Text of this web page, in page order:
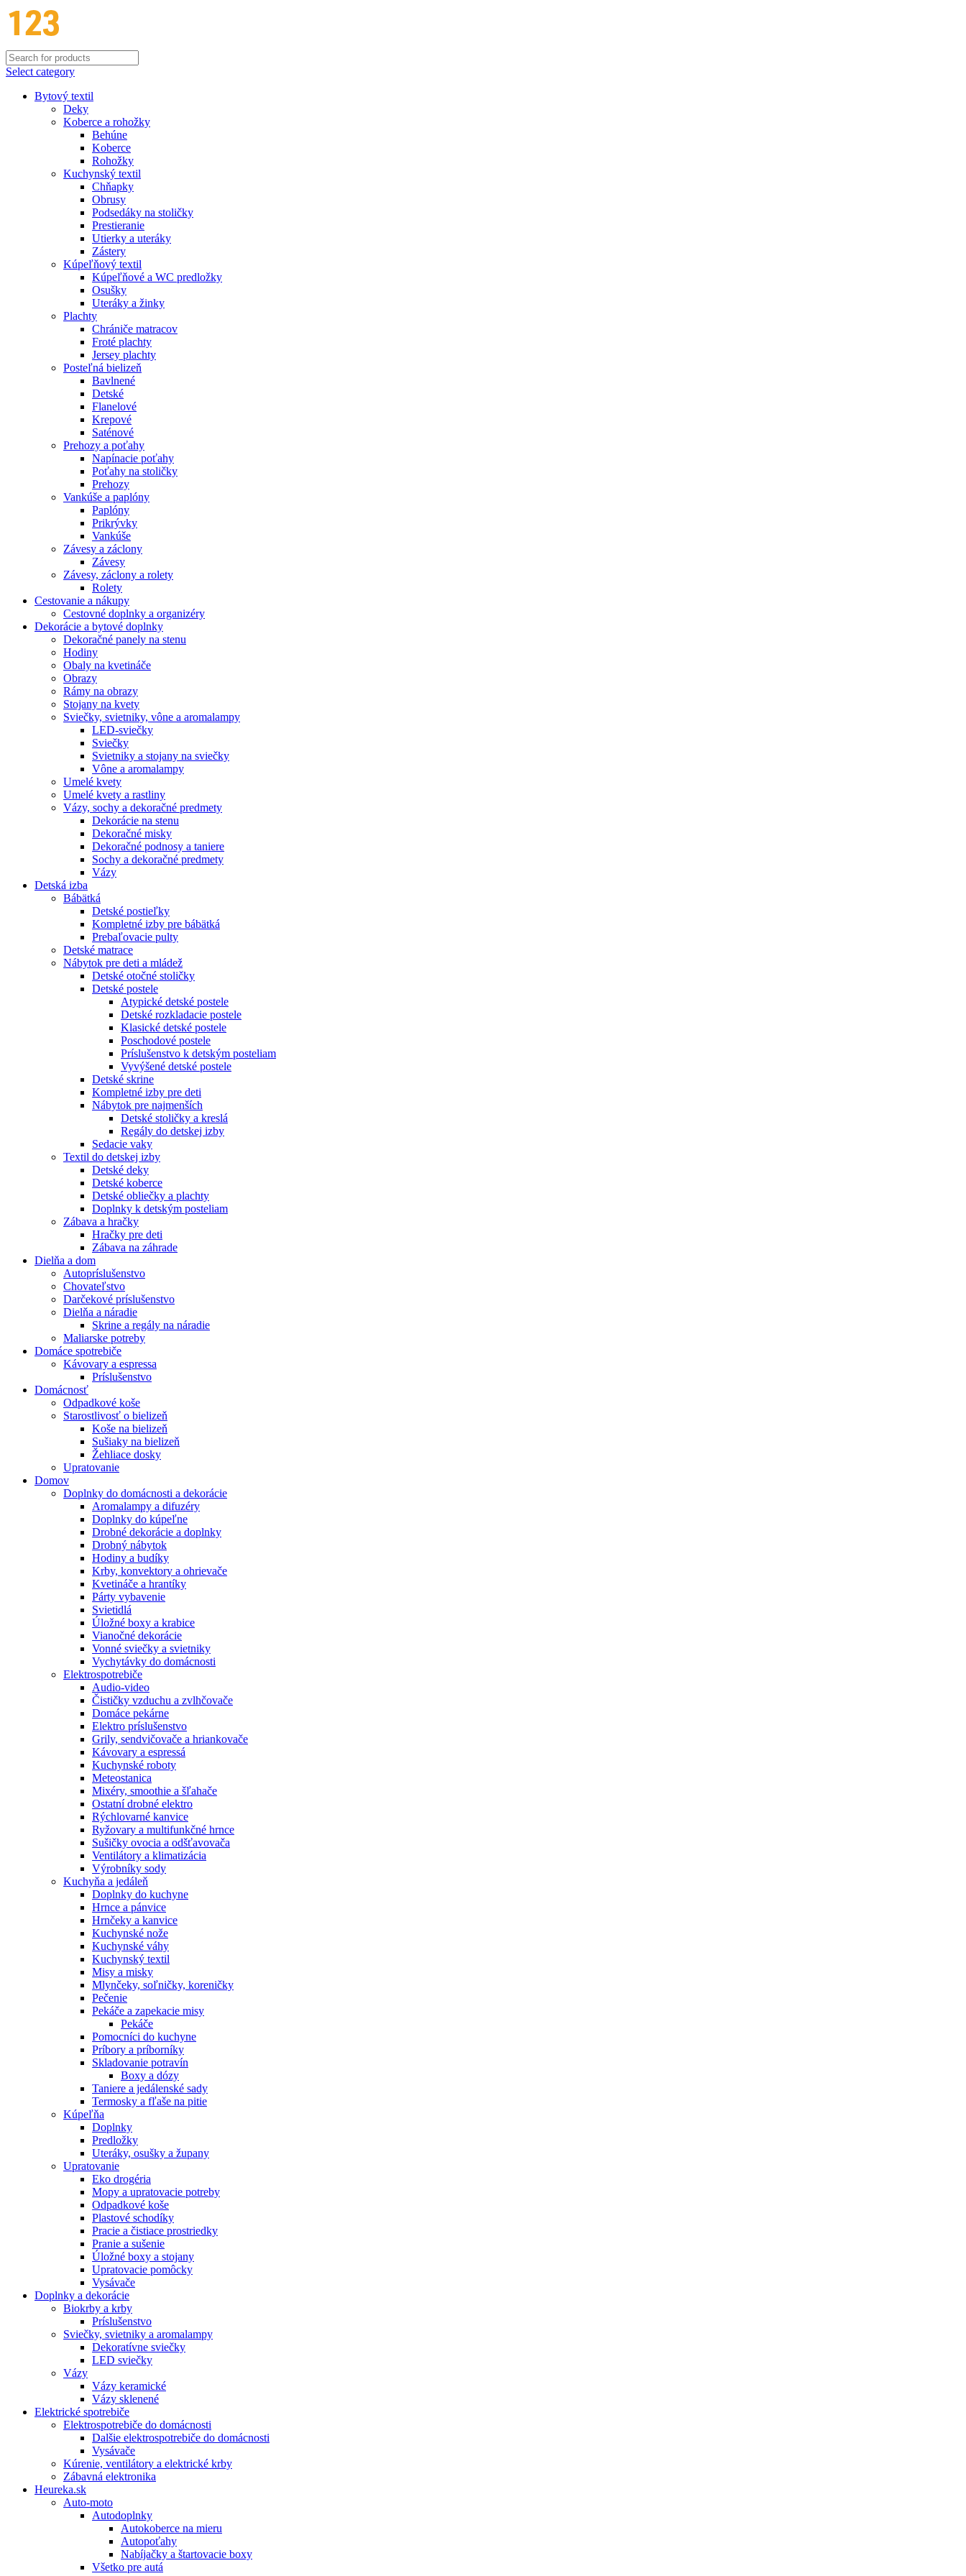
Select category
Bytový textil
Deky
Koberce a rohožky
Behúne
Koberce
Rohožky
Kuchynský textil
Chňapky
Obrusy
Podsedáky na stoličky
Prestieranie
Utierky a uteráky
Zástery
Kúpeľňový textil
Kúpeľňové a WC predložky
Osušky
Uteráky a žinky
Plachty
Chrániče matracov
Froté plachty
Jersey plachty
Posteľná bielizeň
Bavlnené
Detské
Flanelové
Krepové
Saténové
Prehozy a poťahy
Napínacie poťahy
Poťahy na stoličky
Prehozy
Vankúše a paplóny
Paplóny
Prikrývky
Vankúše
Závesy a záclony
Závesy
Závesy, záclony a rolety
Rolety
Cestovanie a nákupy
Cestovné doplnky a organizéry
Dekorácie a bytové doplnky
Dekoračné panely na stenu
Hodiny
Obaly na kvetináče
Obrazy
Rámy na obrazy
Stojany na kvety
Sviečky, svietniky, vône a aromalampy
LED-sviečky
Sviečky
Svietniky a stojany na sviečky
Vône a aromalampy
Umelé kvety
Umelé kvety a rastliny
Vázy, sochy a dekoračné predmety
Dekorácie na stenu
Dekoračné misky
Dekoračné podnosy a taniere
Sochy a dekoračné predmety
Vázy
Detská izba
Bábätká
Detské postieľky
Kompletné izby pre bábätká
Prebaľovacie pulty
Detské matrace
Nábytok pre deti a mládež
Detské otočné stoličky
Detské postele
Atypické detské postele
Detské rozkladacie postele
Klasické detské postele
Poschodové postele
Príslušenstvo k detským posteliam
Vyvýšené detské postele
Detské skrine
Kompletné izby pre deti
Nábytok pre najmenších
Detské stoličky a kreslá
Regály do detskej izby
Sedacie vaky
Textil do detskej izby
Detské deky
Detské koberce
Detské obliečky a plachty
Doplnky k detským posteliam
Zábava a hračky
Hračky pre deti
Zábava na záhrade
Dielňa a dom
Autopríslušenstvo
Chovateľstvo
Darčekové príslušenstvo
Dielňa a náradie
Skrine a regály na náradie
Maliarske potreby
Domáce spotrebiče
Kávovary a espressa
Príslušenstvo
Domácnosť
Odpadkové koše
Starostlivosť o bielizeň
Koše na bielizeň
Sušiaky na bielizeň
Žehliace dosky
Upratovanie
Domov
Doplnky do domácnosti a dekorácie
Aromalampy a difuzéry
Doplnky do kúpeľne
Drobné dekorácie a doplnky
Drobný nábytok
Hodiny a budíky
Krby, konvektory a ohrievače
Kvetináče a hrantíky
Párty vybavenie
Svietidlá
Úložné boxy a krabice
Vianočné dekorácie
Vonné sviečky a svietniky
Vychytávky do domácnosti
Elektrospotrebiče
Audio-video
Čističky vzduchu a zvlhčovače
Domáce pekárne
Elektro príslušenstvo
Grily, sendvičovače a hriankovače
Kávovary a espressá
Kuchynské roboty
Meteostanica
Mixéry, smoothie a šľahače
Ostatní drobné elektro
Rýchlovarné kanvice
Ryžovary a multifunkčné hrnce
Sušičky ovocia a odšťavovača
Ventilátory a klimatizácia
Výrobníky sody
Kuchyňa a jedáleň
Doplnky do kuchyne
Hrnce a pánvice
Hrnčeky a kanvice
Kuchynské nože
Kuchynské váhy
Kuchynský textil
Misy a misky
Mlynčeky, soľničky, koreničky
Pečenie
Pekáče a zapekacie misy
Pekáče
Pomocníci do kuchyne
Príbory a príborníky
Skladovanie potravín
Boxy a dózy
Taniere a jedálenské sady
Termosky a fľaše na pitie
Kúpeľňa
Doplnky
Predložky
Uteráky, osušky a župany
Upratovanie
Eko drogéria
Mopy a upratovacie potreby
Odpadkové koše
Plastové schodíky
Pracie a čistiace prostriedky
Pranie a sušenie
Úložné boxy a stojany
Upratovacie pomôcky
Vysávače
Doplnky a dekorácie
Biokrby a krby
Príslušenstvo
Sviečky, svietniky a aromalampy
Dekoratívne sviečky
LED sviečky
Vázy
Vázy keramické
Vázy sklenené
Elektrické spotrebiče
Elektrospotrebiče do domácnosti
Dalšie elektrospotrebiče do domácnosti
Vysávače
Kúrenie, ventilátory a elektrické krby
Zábavná elektronika
Heureka.sk
Auto-moto
Autodoplnky
Autokoberce na mieru
Autopoťahy
Nabíjačky a štartovacie boxy
Všetko pre autá